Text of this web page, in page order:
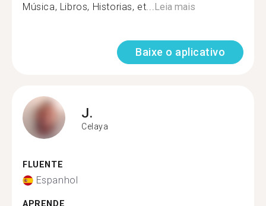
Música, Libros, Historias, et... Leia mais
Baixe o aplicativo
J.
Celaya
FLUENTE
Espanhol
APRENDE